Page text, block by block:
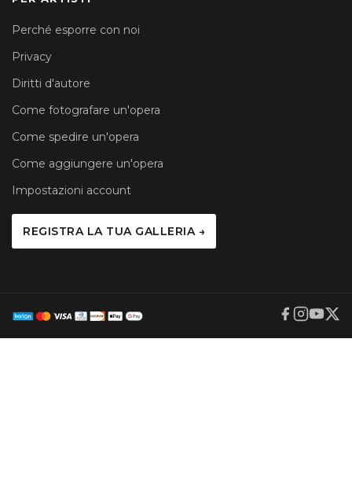
Perché esporre con noi
Privacy
Diritti d'autore
Come fotografare un'opera
Come spedire un'opera
Come aggiungere un'opera
Impostazioni account
REGISTRA LA TUA GALLERIA →